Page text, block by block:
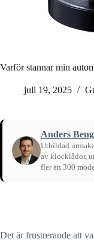
Varför stannar min
juli 19, 2025
Anders
Utbildad
av klocklådor,
fler än 300
Det är frustrerande att